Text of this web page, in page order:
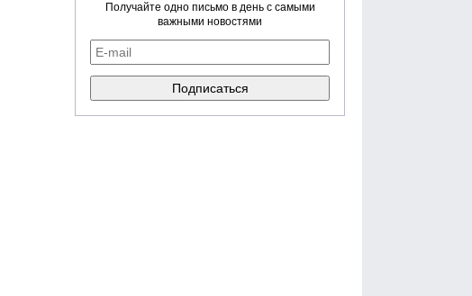
Получайте одно письмо в день с самыми
важными новостями